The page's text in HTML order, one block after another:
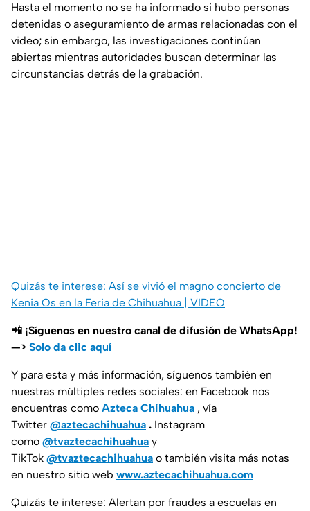
Hasta el momento no se ha informado si hubo personas
detenidas o aseguramiento de armas relacionadas con el
video; sin embargo, las investigaciones continúan
abiertas mientras autoridades buscan determinar las
circunstancias detrás de la grabación.
Quizás te interese: Así se vivió el magno concierto de
Kenia Os en la Feria de Chihuahua | VIDEO
📲 ¡Síguenos en nuestro canal de difusión de WhatsApp!
—> Solo da clic aquí
Y para esta y más información, síguenos también en
nuestras múltiples redes sociales: en Facebook nos
encuentras como Azteca Chihuahua , vía
Twitter @aztecachihuahua . Instagram
como @tvaztecachihuahua y
TikTok @tvaztecachihuahua o también visita más notas
en nuestro sitio web www.aztecachihuahua.com
Quizás te interese: Alertan por fraudes a escuelas en